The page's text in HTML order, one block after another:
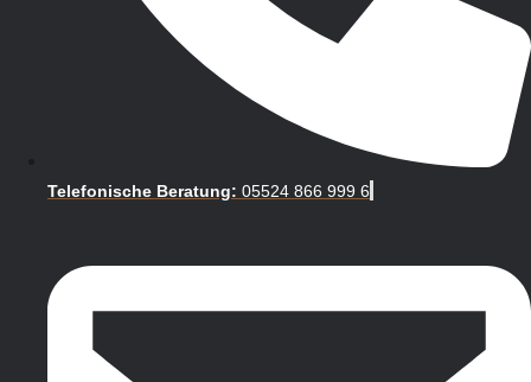
Telefonische Beratung: 05524 866 999 6